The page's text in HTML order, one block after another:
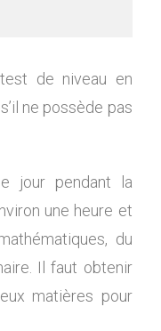
de niveau en
ne possède pas
jour pendant la
une heure et
du
Il faut obtenir
matières pour